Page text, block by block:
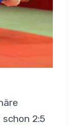
2:5